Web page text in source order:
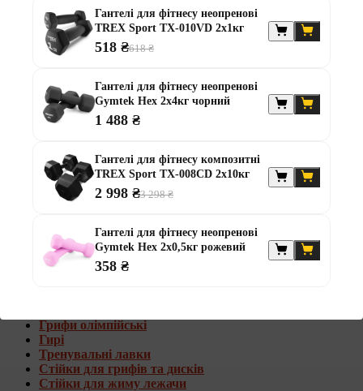
Штанги з w-подібним грифом
Жилети обтяжувачі
Штанги з гантелями
Диски та набори
Гантелі
Штанги
Штанги з гантелями та лавками
Грифи олімпійські
Тренувальні лавки
Стійки для грифів та дисків
Стійки для жиму лежачи
Диски та набори
Гантелі
Грифи олімпійські
Гирі
Тренувальні лавки
Стійки для грифів та дисків
Стійки для жиму лежачи
Гантелі для фітнесу неопренові
TREX Sport TX-010VD 2x1кг
518 ₴618 ₴
Гантелі для фітнесу неопренові
Gymtek Hex 2х4кг чорний
1 488 ₴
Гантелі для фітнесу композитні
TREX Sport TX-008CD 2x10кг
2 998 ₴3 298 ₴
Гантелі для фітнесу неопренові
Gymtek Hex 2х0,5кг рожевий
358 ₴